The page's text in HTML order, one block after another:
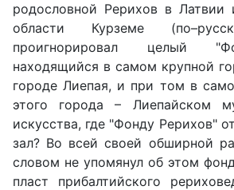
родословной Рерихов в
области Курземе
проигнорировал целый
находящийся в самом крупной
городе Лиепая, и при том в
этого города – Лиепайском
искусства, где "Фонду Рерихов"
зал? Во всей своей обширной
словом не упомянул об этом
пласт прибалтийского